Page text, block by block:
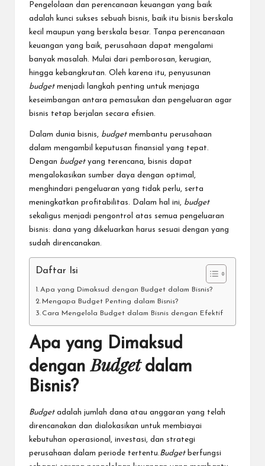
Pengelolaan dan perencanaan keuangan yang baik
adalah kunci sukses sebuah bisnis, baik itu bisnis berskala
kecil maupun yang berskala besar. Tanpa perencanaan
keuangan yang baik, perusahaan dapat mengalami
banyak masalah. Mulai dari pemborosan, kerugian,
hingga kebangkrutan. Oleh karena itu, penyusunan
budgetmenjadi langkah penting untuk menjaga
keseimbangan antara pemasukan dan pengeluaran agar
bisnis tetap berjalan secara efisien.
Dalam dunia bisnis, budgetmembantu perusahaan
dalam mengambil keputusan finansial yang tepat.
Dengan budgetyang terencana, bisnis dapat
mengalokasikan sumber daya dengan optimal,
menghindari pengeluaran yang tidak perlu, serta
meningkatkan profitabilitas. Dalam hal ini, budget
sekaligus menjadi pengontrol atas semua pengeluaran
bisnis: dana yang dikeluarkan harus sesuai dengan yang
sudah direncanakan.
Daftar Isi
Apa yang Dimaksud dengan Budget dalam Bisnis?
Mengapa Budget Penting dalam Bisnis?
Cara Mengelola Budget dalam Bisnis dengan Efektif
Apa yang Dimaksud
denganBudget dalam
Bisnis?
Budgetadalah jumlah dana atau anggaran yang telah
direncanakan dan dialokasikan untuk membiayai
kebutuhan operasional, investasi, dan strategi
perusahaan dalam periode tertentu.Budgetberfungsi